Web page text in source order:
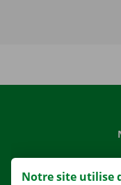
Notre site utilise